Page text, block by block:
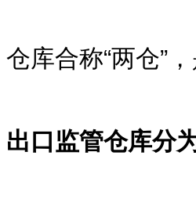
仓库合称“两仓”
出口监管仓库分